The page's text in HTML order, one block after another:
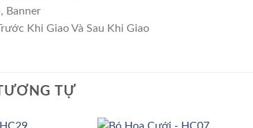
Banner
Khi Giao Và Sau Khi Giao
TỰ